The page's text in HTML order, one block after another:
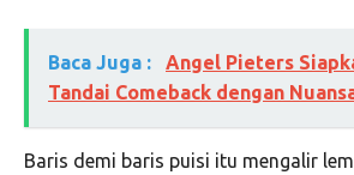
Baca Juga :
Angel Pieters
Tandai Comeback dengan
Baris demi baris puisi itu mengalir